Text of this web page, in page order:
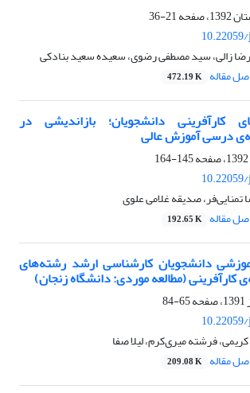
21-36
زالی، سید مصطفی رضوی، سعیده سعید بنادکی
مقاله 472.19 K
کارآفرینی دانشجویان؛ بازاندیشی در
درسی آموزش عالی
145-164
صدیقه غلامی علوی
مقاله 192.65 K
دانشجویان کارشناسی ارشد رشته‌های
کارآفرینی (مطالعه موردی: دانشگاه زنجان)
65-84
فرشته میری‌کرم، لیلا صفا
مقاله 209.08 K